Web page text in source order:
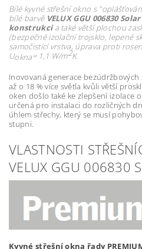
Bílé kyvné střešní okno s
bílé barvě VELUX GGU 006830
konstrukcia také větší plochou
(bezpečné izolační trojsklo, lepené
samočistící vrstva, úprava proti
Uokna= 1,1 W/m2K.
Inovovaná generace bezúdržbových
až o 18 % více světla kvůli větší
oken došlo také ke zlepšení izolace
určená pro instalaci do rozličných
úhlem střechy, který se musí
stupni.
VLASTNOSTI
VELUX GGU 006830
Kyvné střešní okna řady